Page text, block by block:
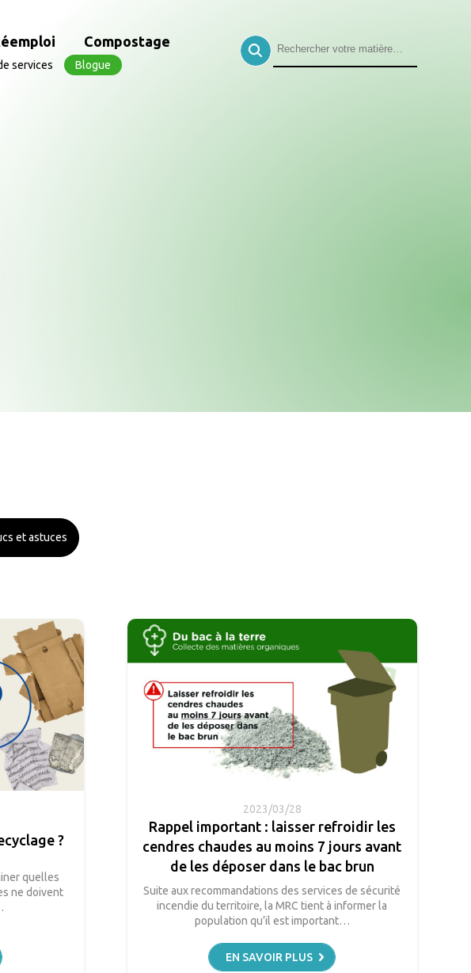
Compostage
services Blogue
et astuces
?
quelles
ne doivent
2023/03/28
Rappel important : laisser refroidir les
cendres chaudes au moins 7 jours avant
de les déposer dans le bac brun
Suite aux recommandations des services de sécurité
incendie du territoire, la MRC tient à informer la
population qu’il est important…
EN SAVOIR PLUS